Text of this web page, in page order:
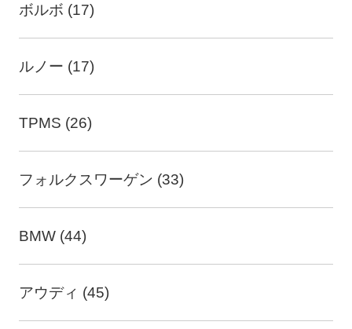
ボルボ (17)
ルノー (17)
TPMS (26)
フォルクスワーゲン (33)
BMW (44)
アウディ (45)